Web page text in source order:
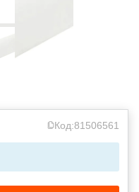
Код:81506561